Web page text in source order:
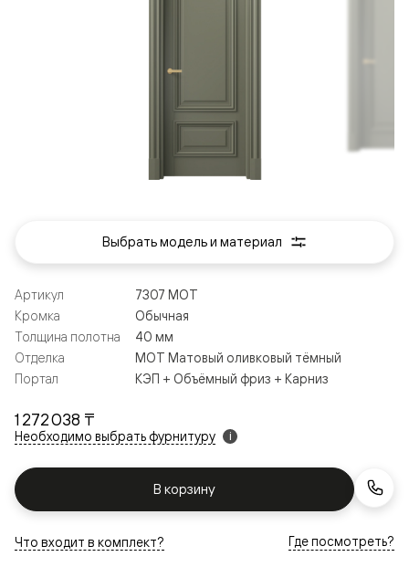
1 272 038 ₸
Необходимо выбрать фурнитуру i
В корзину
Артикул
7307 МОТ
Кромка
Обычная
Толщина полотна
40 мм
Отделка
МОТ Матовый оливковый тёмный
Портал
КЭП + Объёмный фриз + Карниз
Что входит в комплект? Где посмотреть?
Выбрать модель и материал